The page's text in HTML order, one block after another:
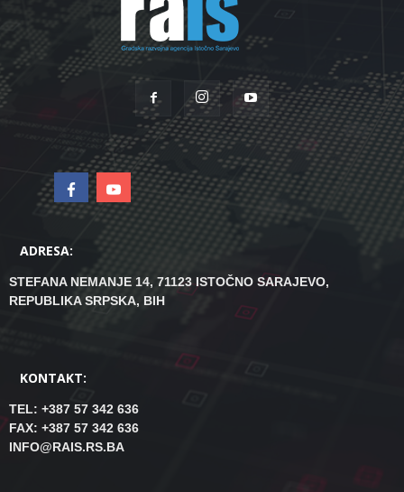
ADRESA:
STEFANA NEMANJE 14, 71123 ISTOČNO SARAJEVO,
REPUBLIKA SRPSKA, BIH
KONTAKT:
TEL: +387 57 342 636
FAX: +387 57 342 636
INFO@RAIS.RS.BA